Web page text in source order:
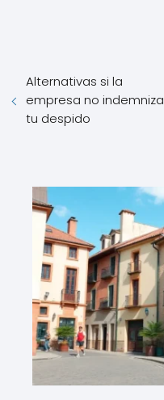
Alternativas si la
empresa no indemniza
tu despido